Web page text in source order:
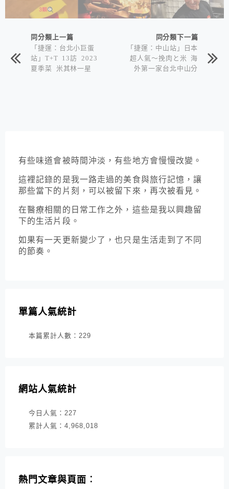
同分類上一篇
「捷運：台北小巨蛋
站」T+T 13訪 2023
夏季菜 米其林一星
同分類下一篇
「捷運：中山站」日本
超人氣～挽肉と米 海
外第一家台北中山分
有些味道會被時間沖淡，有些地方會慢慢改變。
這裡記錄的是我一路走過的美食與旅行記憶，讓
那些當下的片刻，可以被留下來，再次被看見。
在醫療相關的日常工作之外，這些是我以興趣留
下的生活片段。
如果有一天更新變少了，也只是生活走到了不同
的節奏。
單篇人氣統計
本篇累計人數： 229
網站人氣統計
今日人氣： 227
累計人氣： 4,968,018
熱門文章與頁面︰